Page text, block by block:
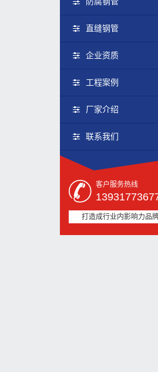
直缝钢管
企业资质
工程案例
厂家介绍
联系我们
客户服务热线
打造成行业内影响力品